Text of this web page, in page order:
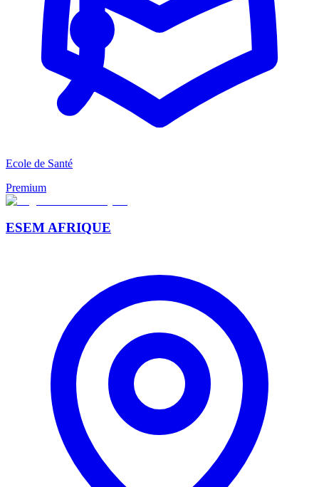
Ecole de Santé
Premium
ESEM AFRIQUE